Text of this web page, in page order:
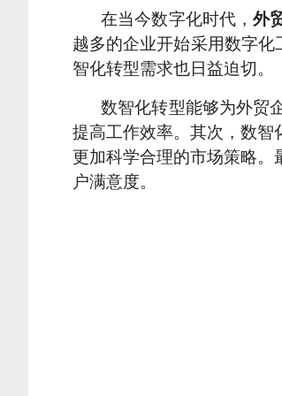
在当今数字化时代，外
越多的企业开始采用数字
智化转型需求也日益迫切。
数智化转型能够为外贸
提高工作效率。其次，数
更加科学合理的市场策略
户满意度。